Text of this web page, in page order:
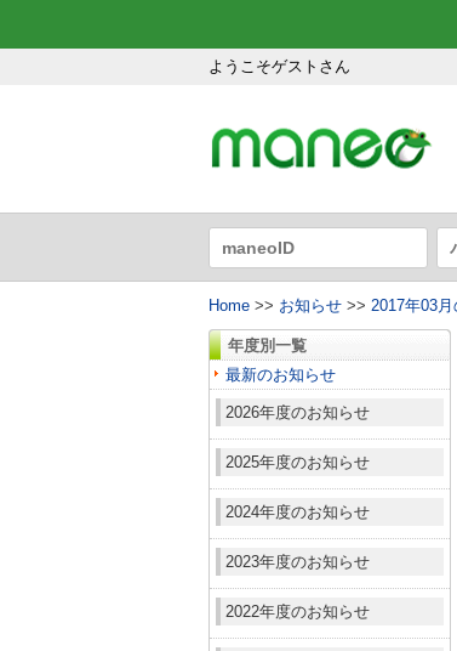
ようこそゲストさん
Home >> お知らせ >> 2017年03
年度別一覧
最新のお知らせ
2026年度のお知らせ
2025年度のお知らせ
2024年度のお知らせ
2023年度のお知らせ
2022年度のお知らせ